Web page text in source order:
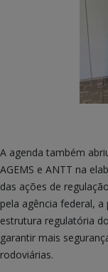
A agenda também
AGEMS e ANTT na
das ações de
pela agência federal,
estrutura regulatória
garantir mais
rodoviárias.